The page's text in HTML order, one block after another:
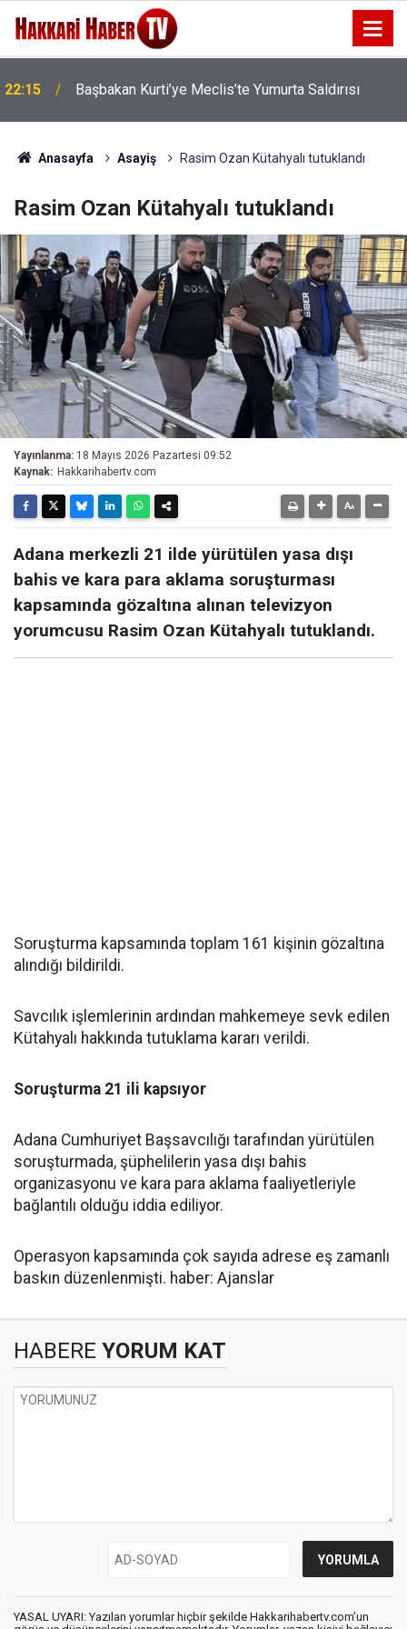
22:15 Başbakan Kurti’ye Meclis’te Yumurta Saldırısı
Anasayfa Asayiş Rasim Ozan Kütahyalı tutuklandı
Rasim Ozan Kütahyalı tutuklandı
Yayınlanma: 18 Mayıs 2026 Pazartesi 09:52
Kaynak: Hakkarihabertv.com
Adana merkezli 21 ilde yürütülen yasa dışı
bahis ve kara para aklama soruşturması
kapsamında gözaltına alınan televizyon
yorumcusu Rasim Ozan Kütahyalı tutuklandı.
Soruşturma kapsamında toplam 161 kişinin gözaltına
alındığı bildirildi.
Savcılık işlemlerinin ardından mahkemeye sevk edilen
Kütahyalı hakkında tutuklama kararı verildi.
Soruşturma 21 ili kapsıyor
Adana Cumhuriyet Başsavcılığı tarafından yürütülen
soruşturmada, şüphelilerin yasa dışı bahis
organizasyonu ve kara para aklama faaliyetleriyle
bağlantılı olduğu iddia ediliyor.
Operasyon kapsamında çok sayıda adrese eş zamanlı
baskın düzenlenmişti. haber: Ajanslar
HABERE YORUM KAT
YASAL UYARI: Yazılan yorumlar hiçbir şekilde Hakkarihabertv.com’un